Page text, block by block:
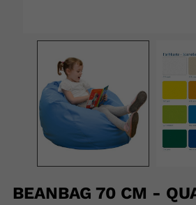
BEANBAG 70 CM -